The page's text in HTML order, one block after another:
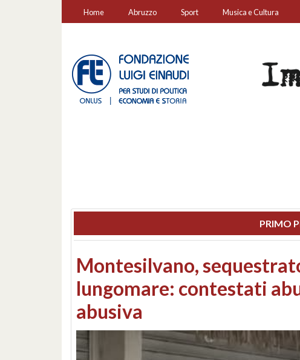
Home Abruzzo Sport Musica e Cultura
PRIMO
Consiglio regionale:
Consorzi di bonifica e